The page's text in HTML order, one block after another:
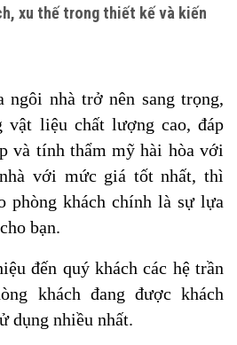
xu thế trong thiết kế và kiến
ngôi nhà trở nên sang trọng,
vật liệu chất lượng cao, đáp
và tính thẩm mỹ hài hòa với
với mức giá tốt nhất, thì
phòng khách chính là sự lựa
bạn.
đến quý khách các hệ trần
khách đang được khách
dụng nhiều nhất.